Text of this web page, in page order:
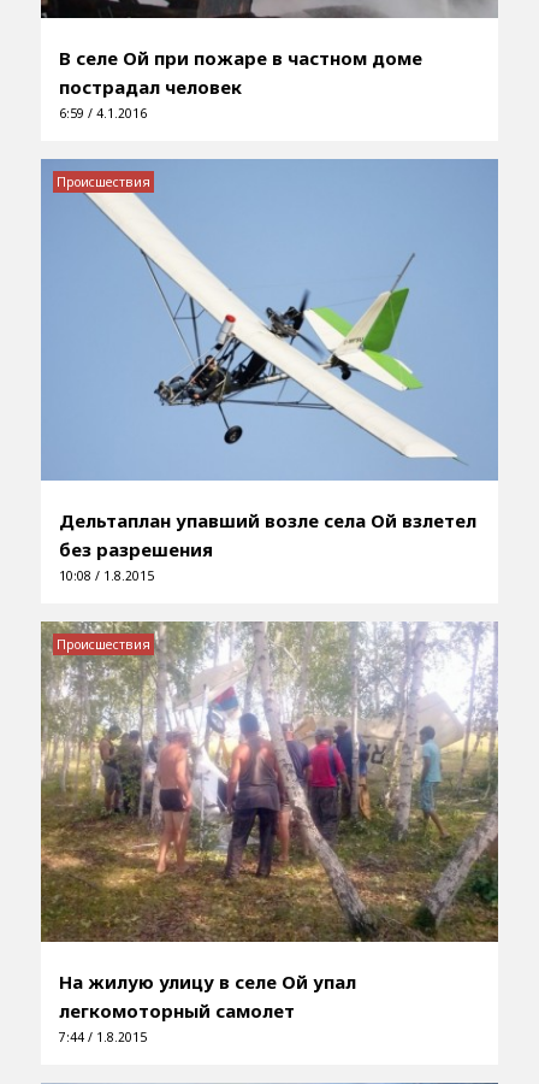
В селе Ой при пожаре в частном доме
пострадал человек
6:59 / 4.1.2016
Дельтаплан упавший возле села Ой взлетел
без разрешения
10:08 / 1.8.2015
Происшествия
На жилую улицу в селе Ой упал
легкомоторный самолет
7:44 / 1.8.2015
Происшествия